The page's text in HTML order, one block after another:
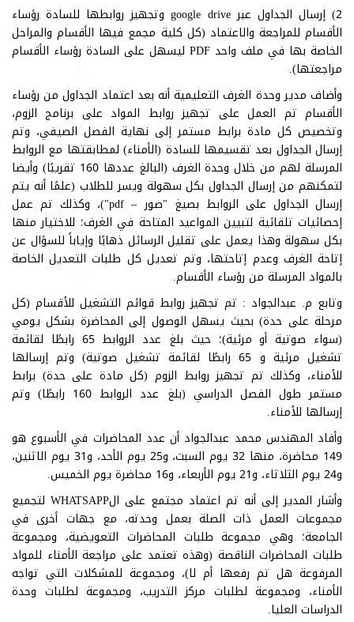
2) إرسال الجداول عبر google drive وتجهيز روابطها للسادة رؤساء
الأقسام للمراجعة والاعتماد (كل كلية مجمع فيها الأقسام والمراحل
الخاصة بها في ملف واحد PDF ليسهل على السادة رؤساء الأقسام
مراجعتها).
وأضاف مدير وحدة الغرف التعليمية أنه بعد اعتماد الجداول من رؤساء
الأقسام تم العمل على تجهيز روابط المواد على برنامج الزوم،
وتخصيص كل مادة برابط مستمر إلى نهاية الفصل الصيفي، وتم
إرسال الجداول بعد تقسيمها للسادة (الأمناء) لمطابقتها مع الروابط
المرسلة لهم من خلال وحدة الغرف (البالغ عددها 160 تقريبًا) وأيضا
لتمكنهم من إرسال الجداول بكل سهولة ويسر للطلاب (علمًا أنه يتم
إرسال الجداول على الروابط بصيغ "صور – pdf")، وكذلك تم عمل
إحصائيات تلقائية لتبيين المواعيد المتاحة في الغرف؛ للاختيار منها
بكل سهولة وهذا يعمل على تقليل الرسائل ذهابًا وإياباً للسؤال عن
إتاحة الغرف وعدم إتاحتها، وتم تعديل كل طلبات التعديل الخاصة
بالمواد المرسلة من رؤساء الأقسام.
وتابع م. عبدالجواد : تم تجهيز روابط قوائم التشغيل للأقسام (كل
مرحلة على حدة) بحيث يسهل الوصول إلى المحاضرة بشكل يومي
(سواء صوتية أو مرئية)؛ حيث بلغ عدد الروابط 65 رابطًا لقائمة
تشغيل مرئية و 65 رابطًا لقائمة تشغيل صوتية) وتم إرسالها
للأمناء، وكذلك تم تجهيز روابط الزوم (كل مادة على حدة) برابط
مستمر طول الفصل الدراسي (بلغ عدد الروابط 160 رابطًا) وتم
إرسالها للأمناء.
وأفاد المهندس محمد عبدالجواد أن عدد المحاضرات في الأسبوع هو
149 محاضرة، منها 32 يوم السبت، و25 يوم الأحد، و31 يوم الاثنين،
و24 يوم الثلاثاء، و21 يوم الأربعاء، و16 محاضرة يوم الخميس.
وأشار المدير إلى أنه تم اعتماد مجتمع على الWHATSAPP لتجميع
مجموعات العمل ذات الصلة بعمل وحدته، مع جهات أخرى في
الجامعة؛ وهي مجموعة طلبات المحاضرات التعويضية، ومجموعة
طلبات المحاضرات الناقصة (وهذه تعتمد على مراجعة الأمناء للمواد
المرفوعة هل تم رفعها أم لا)، ومجموعة للمشكلات التي تواجه
الأمناء، ومجموعة لطلبات مركز التدريب، ومجموعة لطلبات وحدة
الدراسات العليا.